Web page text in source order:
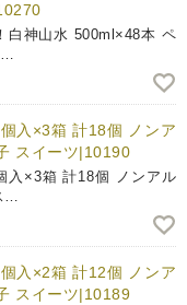
白神山水 500ml×48本 ペ
…
入×3箱 計18個 ノンア
スイーツ|10190
入×3箱 計18個 ノンアル
…
入×2箱 計12個 ノンア
スイーツ|10189